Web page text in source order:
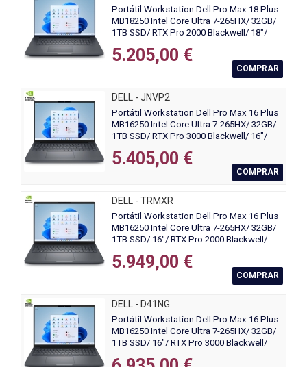
Portátil Workstation Dell Pro Max 18 Plus
MB18250 Intel Core Ultra 7-265HX/ 32GB/
1TB SSD/ RTX Pro 2000 Blackwell/ 18"/
5.205,00 €
COMPRAR
DELL - JNVP2
Portátil Workstation Dell Pro Max 16 Plus
MB16250 Intel Core Ultra 7-265HX/ 32GB/
1TB SSD/ RTX Pro 3000 Blackwell/ 16"/
5.405,00 €
COMPRAR
DELL - TRMXR
Portátil Workstation Dell Pro Max 16 Plus
MB16250 Intel Core Ultra 7-265HX/ 32GB/
1TB SSD/ 16"/ RTX Pro 2000 Blackwell/
5.949,00 €
COMPRAR
DELL - D41NG
Portátil Workstation Dell Pro Max 16 Plus
MB16250 Intel Core Ultra 7-265HX/ 32GB/
1TB SSD/ 16"/ RTX Pro 3000 Blackwell/